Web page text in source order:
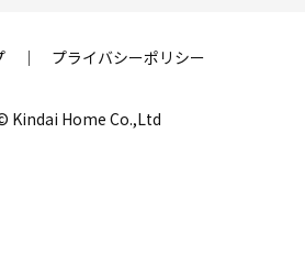
｜ プライバシーポリシー
Kindai Home Co.,Ltd